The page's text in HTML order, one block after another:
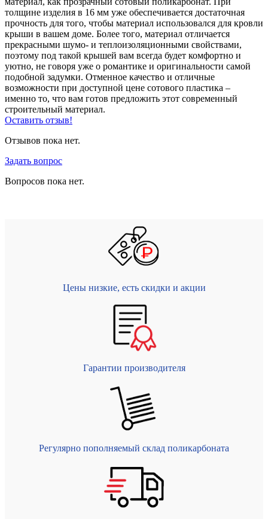
толщине изделия в 16 мм уже обеспечивается достаточная
прочность для того, чтобы материал использовался для кровли
крыши в вашем доме. Более того, материал отличается
прекрасными шумо- и теплоизоляционными свойствами,
поэтому под такой крышей вам всегда будет комфортно и
уютно, не говоря уже о романтике и оригинальности самой
подобной задумки. Отменное качество и отличные
возможности при доступной цене сотового пластика –
именно то, что вам готов предложить этот современный
строительный материал.
Оставить отзыв!
Отзывов пока нет.
Задать вопрос
Вопросов пока нет.
Цены низкие, есть скидки и акции
Гарантии производителя
Регулярно пополняемый склад поликарбоната